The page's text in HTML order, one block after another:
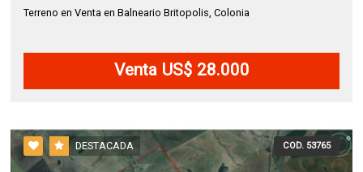
Terreno en Venta en Balneario Britopolis, Colonia
Venta US$ 28.000
DESTACADA COD. 53765